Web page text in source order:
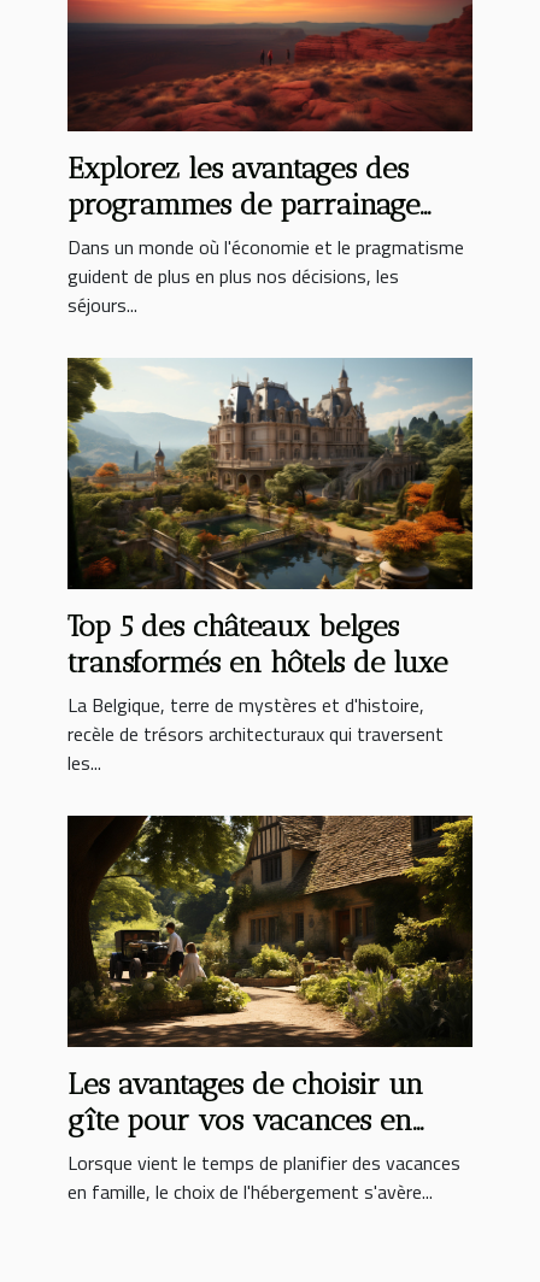
Explorez les avantages des
programmes de parrainage
pour des séjours économiques
Dans un monde où l'économie et le pragmatisme
guident de plus en plus nos décisions, les
séjours...
Top 5 des châteaux belges
transformés en hôtels de luxe
La Belgique, terre de mystères et d'histoire,
recèle de trésors architecturaux qui traversent
les...
Les avantages de choisir un
gîte pour vos vacances en
famille
Lorsque vient le temps de planifier des vacances
en famille, le choix de l'hébergement s'avère...